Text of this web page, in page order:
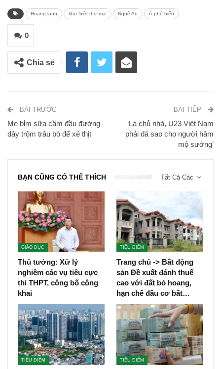
Hoang lạnh khu 'biệt thự ma' Nghệ An ở phố biển
0
Chia sẻ
BÀI TRƯỚC
Mẹ bỉm sữa cầm đầu đường
dây trộm trâu bò để xẻ thịt
BÀI TIẾP
‘Là chủ nhà, U23 Việt Nam
phải đá sao cho người hâm
mộ sướng’
Tất Cả Các
BẠN CŨNG CÓ THỂ THÍCH
GIÁO DỤC
Thủ tướng: Xử lý
nghiêm các vụ tiêu cực
thi THPT, công bố công
khai
TIÊU ĐIỂM
Trang chủ -> Bất động
sản Đề xuất đánh thuế
cao với đất bỏ hoang,
hạn chế đầu cơ bất…
TIÊU ĐIỂM TIÊU ĐIỂM